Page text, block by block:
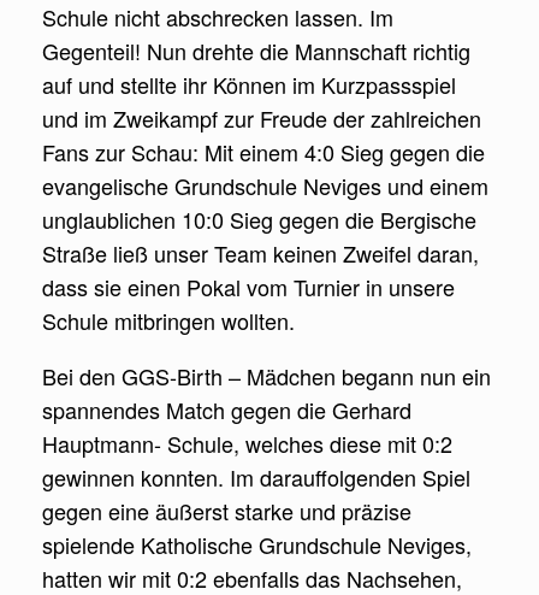
Schule nicht abschrecken lassen. Im
Gegenteil! Nun drehte die Mannschaft richtig
auf und stellte ihr Können im Kurzpassspiel
und im Zweikampf zur Freude der zahlreichen
Fans zur Schau: Mit einem 4:0 Sieg gegen die
evangelische Grundschule Neviges und einem
unglaublichen 10:0 Sieg gegen die Bergische
Straße ließ unser Team keinen Zweifel daran,
dass sie einen Pokal vom Turnier in unsere
Schule mitbringen wollten.
Bei den GGS-Birth – Mädchen begann nun ein
spannendes Match gegen die Gerhard
Hauptmann- Schule, welches diese mit 0:2
gewinnen konnten. Im darauffolgenden Spiel
gegen eine äußerst starke und präzise
spielende Katholische Grundschule Neviges,
hatten wir mit 0:2 ebenfalls das Nachsehen,